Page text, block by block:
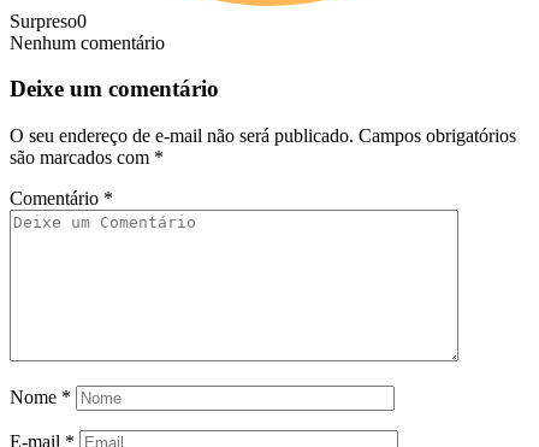
Surpreso0
Nenhum comentário
Deixe um comentário
O seu endereço de e-mail não será publicado. Campos obrigatórios
são marcados com *
Comentário *
Nome *
E-mail *